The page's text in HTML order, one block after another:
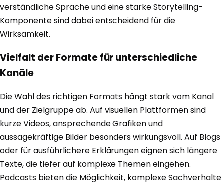
verständliche Sprache und eine starke Storytelling-
Komponente sind dabei entscheidend für die
Wirksamkeit.
Vielfalt der Formate für unterschiedliche
Kanäle
Die Wahl des richtigen Formats hängt stark vom Kanal
und der Zielgruppe ab. Auf visuellen Plattformen sind
kurze Videos, ansprechende Grafiken und
aussagekräftige Bilder besonders wirkungsvoll. Auf Blogs
oder für ausführlichere Erklärungen eignen sich längere
Texte, die tiefer auf komplexe Themen eingehen.
Podcasts bieten die Möglichkeit, komplexe Sachverhalte